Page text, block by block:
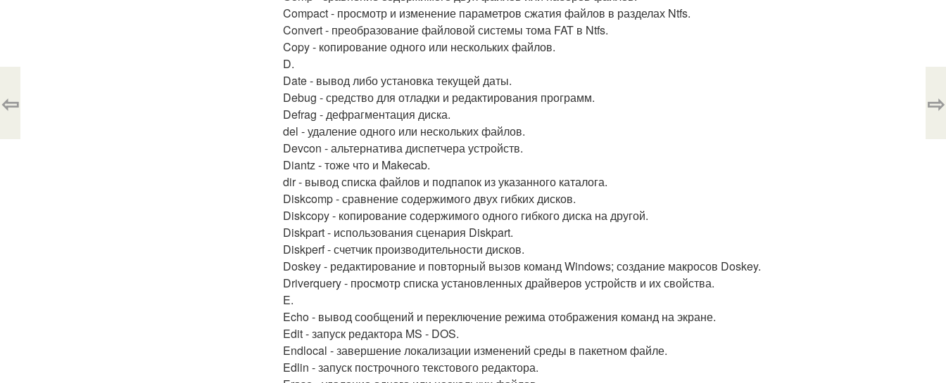
Compact - просмотр и изменение параметров сжатия файлов в разделах Ntfs.
Convert - преобразование файловой системы тома FAT в Ntfs.
Copy - копирование одного или нескольких файлов.
D.
Date - вывод либо установка текущей даты.
Debug - средство для отладки и редактирования программ.
Defrag - дефрагментация диска.
del - удаление одного или нескольких файлов.
Devcon - альтернатива диспетчера устройств.
Diantz - тоже что и Makecab.
dir - вывод списка файлов и подпапок из указанного каталога.
Diskcomp - сравнение содержимого двух гибких дисков.
Diskcopy - копирование содержимого одного гибкого диска на другой.
Diskpart - использования сценария Diskpart.
Diskperf - счетчик производительности дисков.
Doskey - редактирование и повторный вызов команд Windows; создание макросов Doskey.
Driverquery - просмотр списка установленных драйверов устройств и их свойства.
E.
Echo - вывод сообщений и переключение режима отображения команд на экране.
Edit - запуск редактора MS - DOS.
Endlocal - завершение локализации изменений среды в пакетном файле.
Edlin - запуск построчного текстового редактора.
⇦ ⇨